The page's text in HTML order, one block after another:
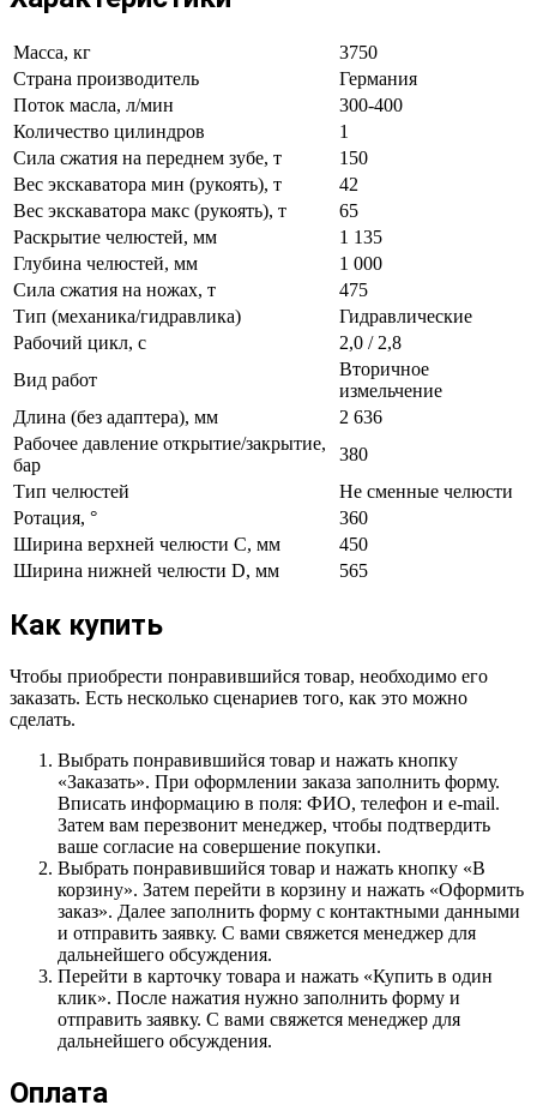
Масса, кг
3750
Страна производитель
Германия
Поток масла, л/мин
300-400
Количество цилиндров
1
Сила сжатия на переднем зубе, т
150
Вес экскаватора мин (рукоять), т
42
Вес экскаватора макс (рукоять), т
65
Раскрытие челюстей, мм
1 135
Глубина челюстей, мм
1 000
Сила сжатия на ножах, т
475
Тип (механика/гидравлика)
Гидравлические
Рабочий цикл, с
2,0 / 2,8
Вид работ
Вторичное
измельчение
Длина (без адаптера), мм
2 636
Рабочее давление открытие/закрытие,
бар
380
Тип челюстей
Не сменные челюсти
Ротация, °
360
Ширина верхней челюсти C, мм
450
Ширина нижней челюсти D, мм
565
Как купить
Чтобы приобрести понравившийся товар, необходимо его
заказать. Есть несколько сценариев того, как это можно
сделать.
Выбрать понравившийся товар и нажать кнопку
«Заказать». При оформлении заказа заполнить форму.
Вписать информацию в поля: ФИО, телефон и e-mail.
Затем вам перезвонит менеджер, чтобы подтвердить
ваше согласие на совершение покупки.
Выбрать понравившийся товар и нажать кнопку «В
корзину». Затем перейти в корзину и нажать «Оформить
заказ». Далее заполнить форму с контактными данными
и отправить заявку. С вами свяжется менеджер для
дальнейшего обсуждения.
Перейти в карточку товара и нажать «Купить в один
клик». После нажатия нужно заполнить форму и
отправить заявку. С вами свяжется менеджер для
дальнейшего обсуждения.
Оплата